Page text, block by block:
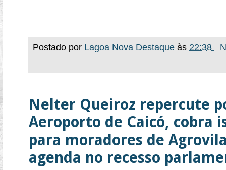
Postado por Lagoa Nova Destaque às 22:38
Nelter Queiroz repercute
Aeroporto de Caicó, cobra
para moradores de
agenda no recesso